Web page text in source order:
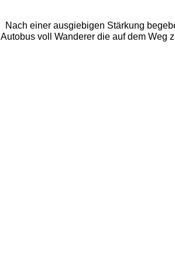
Nach einer ausgiebigen Stärkung
Autobus voll Wanderer die auf dem Weg